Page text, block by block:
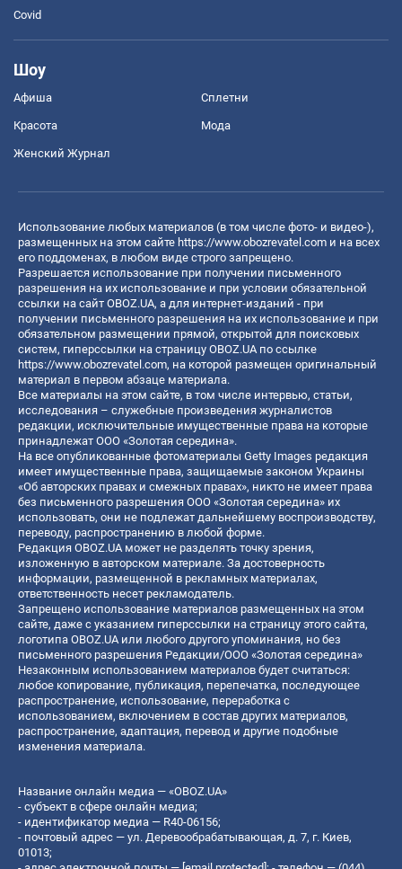
Covid
Шоу
Афиша Сплетни
Красота Мода
Женский Журнал
Использование любых материалов (в том числе фото- и видео-),
размещенных на этом сайте https://www.obozrevatel.com и на всех
его поддоменах, в любом виде строго запрещено.
Разрешается использование при получении письменного
разрешения на их использование и при условии обязательной
ссылки на сайт OBOZ.UA, а для интернет-изданий - при
получении письменного разрешения на их использование и при
обязательном размещении прямой, открытой для поисковых
систем, гиперссылки на страницу OBOZ.UA по ссылке
https://www.obozrevatel.com, на которой размещен оригинальный
материал в первом абзаце материала.
Все материалы на этом сайте, в том числе интервью, статьи,
исследования – служебные произведения журналистов
редакции, исключительные имущественные права на которые
принадлежат ООО «Золотая середина».
На все опубликованные фотоматериалы Getty Images редакция
имеет имущественные права, защищаемые законом Украины
«Об авторских правах и смежных правах», никто не имеет права
без письменного разрешения ООО «Золотая середина» их
использовать, они не подлежат дальнейшему воспроизводству,
переводу, распространению в любой форме.
Редакция OBOZ.UA может не разделять точку зрения,
изложенную в авторском материале. За достоверность
информации, размещенной в рекламных материалах,
ответственность несет рекламодатель.
Запрещено использование материалов размещенных на этом
сайте, даже с указанием гиперссылки на страницу этого сайта,
логотипа OBOZ.UA или любого другого упоминания, но без
письменного разрешения Редакции/ООО «Золотая середина»
Незаконным использованием материалов будет считаться:
любое копирование, публикация, перепечатка, последующее
распространение, использование, переработка с
использованием, включением в состав других материалов,
распространение, адаптация, перевод и другие подобные
изменения материала.
Название онлайн медиа — «OBOZ.UA»
- субъект в сфере онлайн медиа;
- идентификатор медиа — R40-06156;
- почтовый адрес — ул. Деревообрабатывающая, д. 7, г. Киев,
01013;